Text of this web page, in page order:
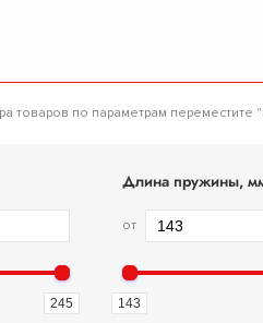
товаров по параметрам
245
Длина пружины,
от
143